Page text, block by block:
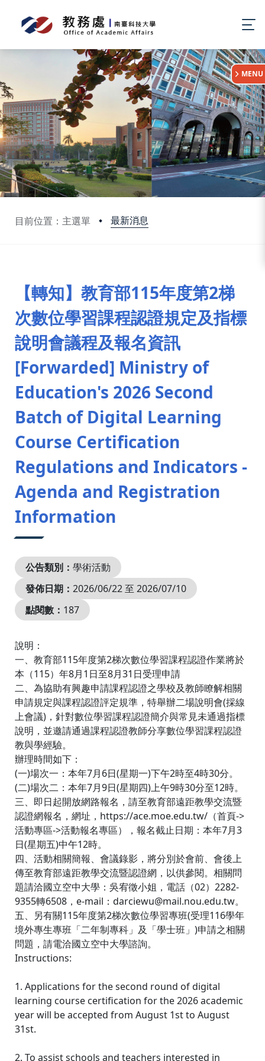
目前位置：主選單 最新消息
:::
MENU
【轉知】教育部115年度第2梯
次數位學習課程認證規定及指標
說明會議程及報名資訊
[Forwarded] Ministry of
Education's 2026 Second
Batch of Digital Learning
Course Certification
Regulations and Indicators -
Agenda and Registration
Information
公告類別： 學術活動
發佈日期： 2026/06/22 至 2026/07/10
點閱數： 187
說明：
一、教育部115年度第2梯次數位學習課程認證作業將於
本（115）年8月1日至8月31日受理申請
二、為協助有興趣申請課程認證之學校及教師瞭解相關
申請規定與課程認證評定規準，特舉辦二場說明會(採線
上會議)，針對數位學習課程認證簡介與常見未通過指標
說明，並邀請通過課程認證教師分享數位學習課程認證
教與學經驗。
辦理時間如下：
(一)場次一：本年7月6日(星期一)下午2時至4時30分。
(二)場次二：本年7月9日(星期四)上午9時30分至12時。
三、即日起開放網路報名，請至教育部遠距教學交流暨
認證網報名，網址，https://ace.moe.edu.tw/（首頁->
活動專區->活動報名專區），報名截止日期：本年7月3
日(星期五)中午12時。
四、活動相關簡報、會議錄影，將分別於會前、會後上
傳至教育部遠距教學交流暨認證網，以供參閱。相關問
題請洽國立空中大學：吳宥徵小姐，電話（02）2282-
9355轉6508，e-mail：darciewu@mail.nou.edu.tw。
五、另有關115年度第2梯次數位學習專班(受理116學年
境外專生專班「二年制專科」及「學士班」)申請之相關
問題，請電洽國立空中大學諮詢。
Instructions:
1. Applications for the second round of digital
learning course certification for the 2026 academic
year will be accepted from August 1st to August
31st.
2. To assist schools and teachers interested in